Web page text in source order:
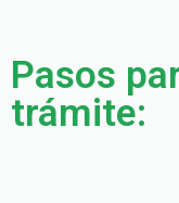
Pasos
trámite: